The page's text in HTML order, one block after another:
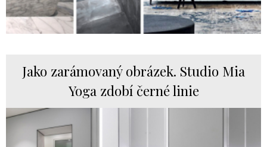
Jako zarámovaný obrázek. Studio Mia
Yoga zdobí černé linie